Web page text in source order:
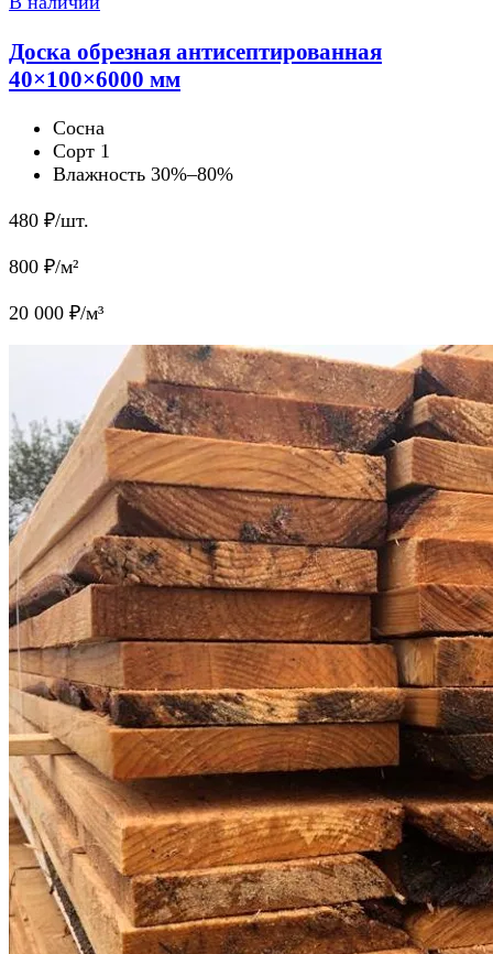
Доска обрезная антисептированная
40×100×6000 мм
Сосна
Сорт 1
Влажность 30%–80%
480 ₽/шт.
800 ₽/м²
20 000 ₽/м³